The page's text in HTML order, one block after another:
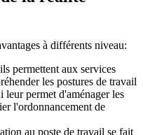
à différents niveau:
permettent aux services
les postures de travail
leur permet d'aménager les
l'ordonnancement de
au poste de travail se fait